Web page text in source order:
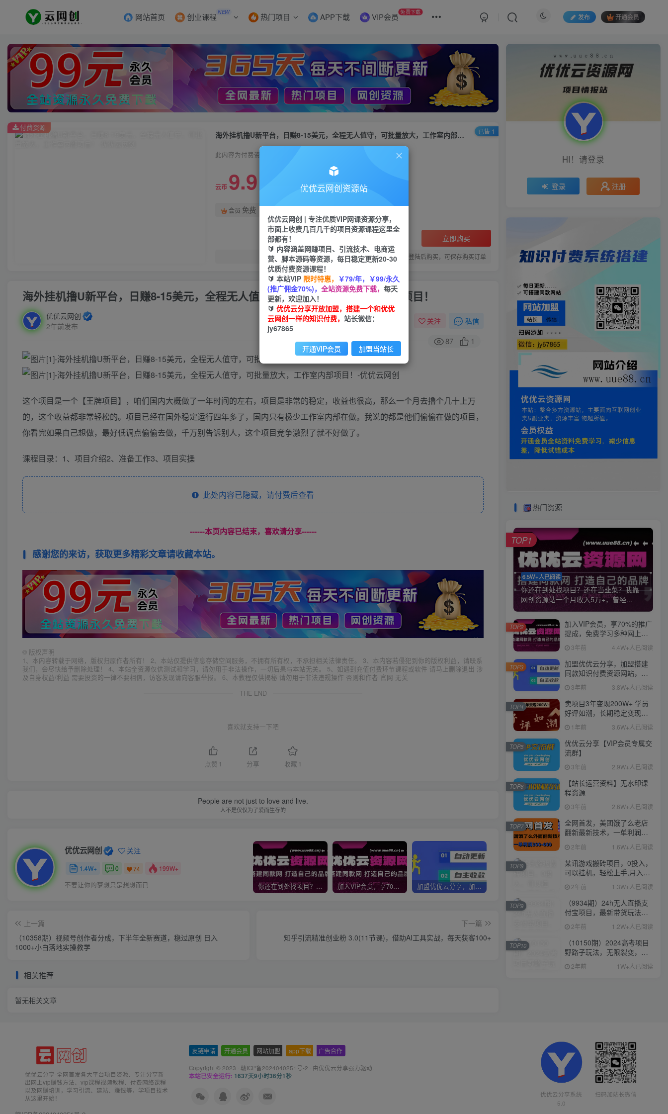
网站首页 创业课程 NEW 热门项目 APP下载 VIP会员 免费下载
发布 开通会员
海外挂机撸U新平台，日赚8-15美元，全程无人值守，可批量放大，工作室内部项目！
此内容为付费资源，请付费后查看
云币 9.9
会员 免费
立即购买
您当前未登录！建议登陆后购买，可保存购买订单
付费资源 已售 1
海外挂机撸U新平台，日赚8-15美元，全程无人值守，可批量放大，工作室内部项目！
优优云网创
2年前发布
关注 私信
87 1
这个项目是一个【王牌项目】，咱们国内大概做了一年时间的左右，项目是非常的稳定，收益也很高，那么一个月去撸个几十上万
的，这个收益都非常轻松的。项目已经在国外稳定运行四年多了，国内只有极少工作室内部在做。我说的都是他们偷偷在做的项目，
你看完如果自己想做，最好低调点偷偷去做，千万别告诉别人，这个项目竞争激烈了就不好做了。
课程目录：1、项目介绍2、准备工作3、项目实操
此处内容已隐藏，请付费后查看
------本页内容已结束，喜欢请分享------
感谢您的来访，获取更多精彩文章请收藏本站。
© 版权声明
1、本内容转载于网络，版权归原作者所有！ 2、本站仅提供信息存储空间服务，不拥有所有权，不承担相关法律责任。 3、本内容若侵犯到你的版权利益，请联系
我们，会尽快给予删除处理！ 4、本站全资源仅供测试和学习，请勿用于非法操作，一切后果与本站无关。 5、如遇到充值付费环节课程或软件 请马上删除退出 涉
及自身权益/利益 需要投资的一律不要相信，访客发现请向客服举报。 6、本教程仅供揭秘 请勿用于非法违规操作 否则和作者 官网 无关
THE END
喜欢就支持一下吧
点赞 1 分享 收藏 1
People are not just to love and live.
人不是仅仅为了爱而生存的
优优云网创 关注
1.4W+ 0 74 199W+
不要让你的梦想只是想想而已 你还在到处找项目？还在当韭菜？我靠网创资源站一个月收入5万+，曾经我也是个失败者。 加入VIP会员，享70%的推广提成，免费学习多种网上创业课程，菜鸟秒变大神！ 加盟优优云分享，加盟搭建同款知识付费资源网站，实现长期稳定被动收入~ 优优云分享【VIP会员专属交流群】
上一篇
（10358期）视频号创作者分成，下半年全新赛道，稳过原创 日入
1000+小白落地实操教学
下一篇
知乎引流精准创业粉 3.0(11节课)，借助AI工具实战，每天获客100+
相关推荐
暂无相关文章
HI！请登录
登录 注册
热门资源
6.5W+人已阅读
你还在到处找项目？还在当韭菜？我靠
网创资源站一个月收入5万+，曾经...
TOP1
加入VIP会员，享70%的推广
提成，免费学习多种网上创
业课程，菜鸟秒变大神！
3年前 4.4W+人已阅读
TOP2
加盟优优云分享，加盟搭建
同款知识付费资源网站，实
现长期稳定被动收入~
3年前 3.8W+人已阅读
TOP3
卖项目3年变现200W+ 学员
好评如潮，长期稳定变现，
可以一直干到老！
1年前 3.6W+人已阅读
TOP4
优优云分享【VIP会员专属交
流群】
3年前 2.9W+人已阅读
TOP5
【站长运营资料】无水印课
程资源
3年前 2.6W+人已阅读
TOP6
全网首发，美团饿了么老店
翻新最新技术，一单利润
300-600
2年前 1.6W+人已阅读
TOP7
某讯游戏搬砖项目，0投入，
可以挂机，轻松上手,月入
3000+上不封顶
2年前 1.3W+人已阅读
TOP8
（9934期）24h无人直播支
付宝项目，最新带货玩法，
纯躺赚实测日入500+
2年前 1.2W+人已阅读
TOP9
（10150期）2024高考项目
野路子玩法，无限裂变，最
高一天1W＋！
2年前 1W+人已阅读
TOP10
优优云分享-全网首发各大平台项目资源、专注分享新
出网上vip赚钱方法、vip课程视频教程、付费网络课程
以及网赚培训，学习引流、建站、赚钱等，学项目技术
从这里开始！
友链申请 开通会员 网站加盟 app下载 广告合作
Copyright © 2023 · 赣ICP备2024040251号-2 · 由优优云分享强力驱动.
本站已安全运行: 1637天9小时36分2秒
优优云分享系统
5.0
扫码加站长微信
优优云网创资源站
优优云网创 | 专注优质VIP网课资源分享，
市面上收费几百几千的项目资源课程这里全
部都有！
🔰 内容涵盖网赚项目、引流技术、电商运
营、脚本源码等资源，每日稳定更新20-30
优质付费资源课程！
🔰 本站VIP 限时特惠， ￥79/年，￥99/永久
(推广佣金70%)， 全站资源免费下载， 每天
更新，欢迎加入！
🔰 优优云分享开放加盟，搭建一个和优优
云网创一样的知识付费， 站长微信：
jy67865
开通VIP会员 加盟当站长